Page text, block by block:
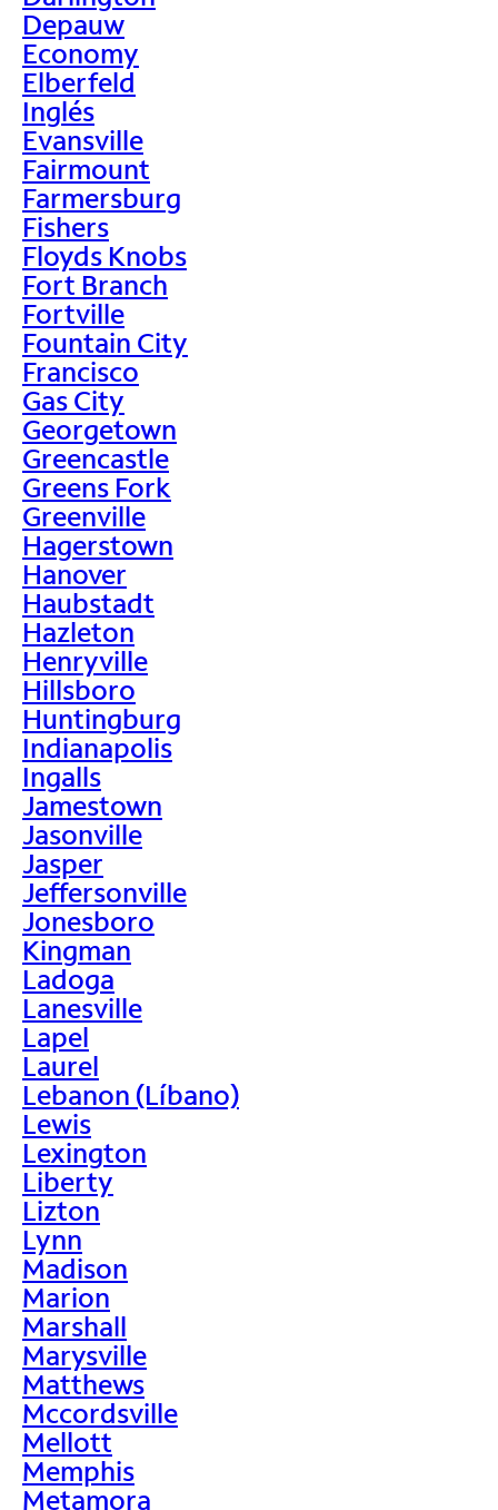
Depauw
Economy
Elberfeld
Inglés
Evansville
Fairmount
Farmersburg
Fishers
Floyds Knobs
Fort Branch
Fortville
Fountain City
Francisco
Gas City
Georgetown
Greencastle
Greens Fork
Greenville
Hagerstown
Hanover
Haubstadt
Hazleton
Henryville
Hillsboro
Huntingburg
Indianapolis
Ingalls
Jamestown
Jasonville
Jasper
Jeffersonville
Jonesboro
Kingman
Ladoga
Lanesville
Lapel
Laurel
Lebanon (Líbano)
Lewis
Lexington
Liberty
Lizton
Lynn
Madison
Marion
Marshall
Marysville
Matthews
Mccordsville
Mellott
Memphis
Metamora